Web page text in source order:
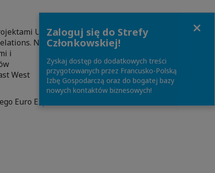
Unii
Naszym
i
West
Euro Expo
Zaloguj się do Strefy
Członkowskiej!
Zyskaj dostęp do dodatkowych treści
przygotowanych przez Francusko-Polską
Izbę Gospodarczą oraz do bogatej bazy
nowych kontaktów biznesowych!